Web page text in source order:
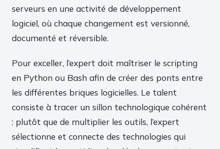
serveurs en une activité de développement
logiciel, où chaque changement est versionné,
documenté et réversible.
Pour exceller, l’expert doit maîtriser le scripting
en Python ou Bash afin de créer des ponts entre
les différentes briques logicielles. Le talent
consiste à tracer un sillon technologique cohérent
: plutôt que de multiplier les outils, l’expert
sélectionne et connecte des technologies qui